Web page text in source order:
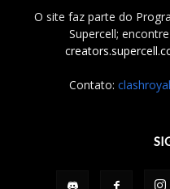
O site faz parte do
Supercell;
Contato: